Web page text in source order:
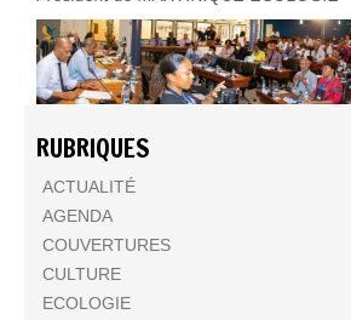
RUBRIQUES
ACTUALITÉ
AGENDA
COUVERTURES
CULTURE
ECOLOGIE